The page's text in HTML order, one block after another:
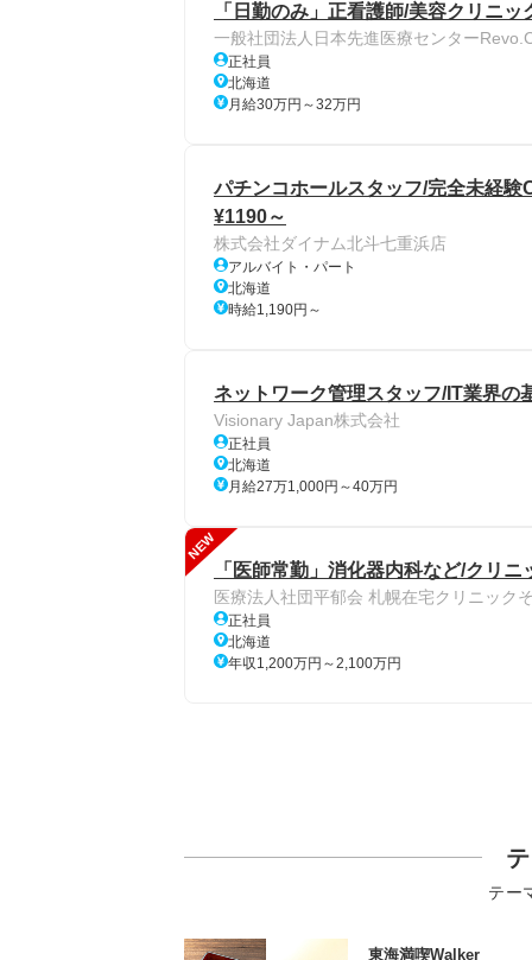
「日勤のみ」正看護師/美容クリニ
一般社団法人日本先進医療センター
正社員
北海道
月給30万円～32万円
パチンコホールスタッフ/完全未経
¥1190～
株式会社ダイナム北斗七重浜店
アルバイト・パート
北海道
時給1,190円～
ネットワーク管理スタッフ/IT業界の
Visionary Japan株式会社
正社員
北海道
月給27万1,000円～40万円
NEW
「医師常勤」消化器内科など/クリ
医療法人社団平郁会 札幌在宅クリニック
正社員
北海道
年収1,200万円～2,100万円
テー
東海満喫Walker